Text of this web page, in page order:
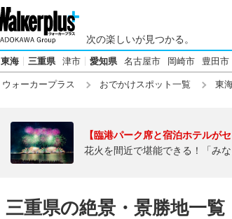
次の楽しいが見つかる。
東海 三重県 津市 愛知県 名古屋市 岡崎市 豊田市
ウォーカープラス おでかけスポット一覧 東
【臨港パーク席と宿泊ホテルがセ
花火を間近で堪能できる！「み
三重県の絶景・景勝地一覧